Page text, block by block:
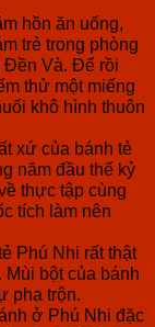
hồn ăn uống,
trẻ trong phòng
Đền Và. Để rồi
thử một miếng
khô hình thuôn
xứ của bánh tẻ
năm đầu thế kỷ
thực tập cùng
tích làm nên
Phú Nhi rất thật
bột của bánh
pha trộn.
ở Phú Nhi đặc